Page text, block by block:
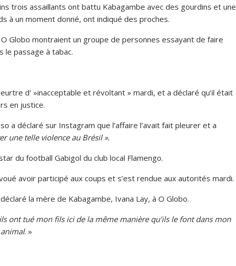
trois assaillants ont battu Kabagambe avec des gourdins et une
à un moment donné, ont indiqué des proches.
Globo montraient un groupe de personnes essayant de faire
le passage à tabac.
d' »inacceptable et révoltant » mardi, et a déclaré qu’il était
en justice.
a déclaré sur Instagram que l’affaire l’avait fait pleurer et a
une telle violence au Brésil ».
du football Gabigol du club local Flamengo.
avoir participé aux coups et s’est rendue aux autorités mardi.
la mère de Kabagambe, Ivana Lay, à O Globo.
ont tué mon fils ici de la même manière qu’ils le font dans mon
. »